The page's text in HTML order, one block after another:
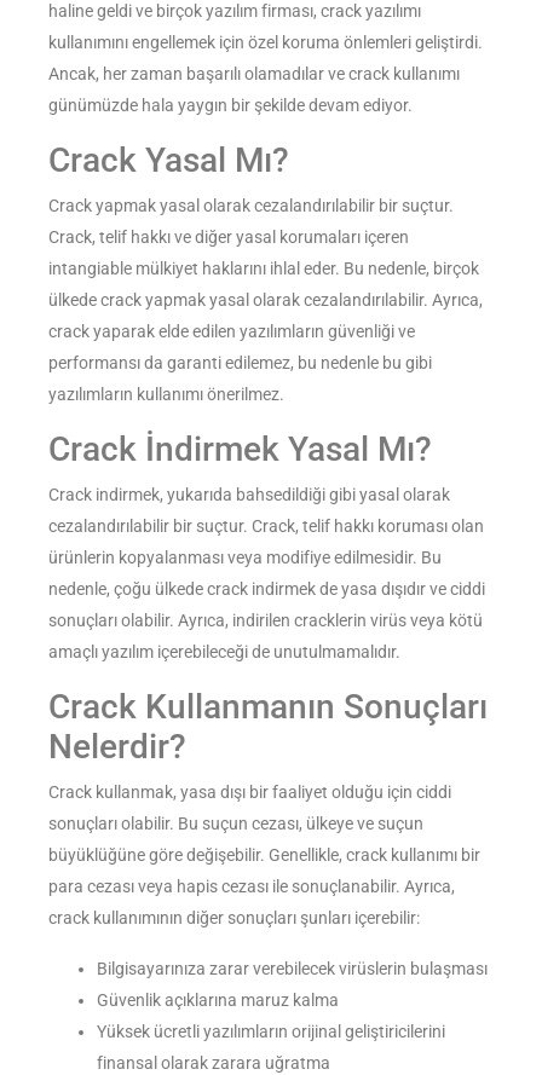
haline geldi ve birçok yazılım firması, crack yazılımı
kullanımını engellemek için özel koruma önlemleri geliştirdi.
Ancak, her zaman başarılı olamadılar ve crack kullanımı
günümüzde hala yaygın bir şekilde devam ediyor.
Crack Yasal Mı?
Crack yapmak yasal olarak cezalandırılabilir bir suçtur.
Crack, telif hakkı ve diğer yasal korumaları içeren
intangiable mülkiyet haklarını ihlal eder. Bu nedenle, birçok
ülkede crack yapmak yasal olarak cezalandırılabilir. Ayrıca,
crack yaparak elde edilen yazılımların güvenliği ve
performansı da garanti edilemez, bu nedenle bu gibi
yazılımların kullanımı önerilmez.
Crack İndirmek Yasal Mı?
Crack indirmek, yukarıda bahsedildiği gibi yasal olarak
cezalandırılabilir bir suçtur. Crack, telif hakkı koruması olan
ürünlerin kopyalanması veya modifiye edilmesidir. Bu
nedenle, çoğu ülkede crack indirmek de yasa dışıdır ve ciddi
sonuçları olabilir. Ayrıca, indirilen cracklerin virüs veya kötü
amaçlı yazılım içerebileceği de unutulmamalıdır.
Crack Kullanmanın Sonuçları
Nelerdir?
Crack kullanmak, yasa dışı bir faaliyet olduğu için ciddi
sonuçları olabilir. Bu suçun cezası, ülkeye ve suçun
büyüklüğüne göre değişebilir. Genellikle, crack kullanımı bir
para cezası veya hapis cezası ile sonuçlanabilir. Ayrıca,
crack kullanımının diğer sonuçları şunları içerebilir:
Bilgisayarınıza zarar verebilecek virüslerin bulaşması
Güvenlik açıklarına maruz kalma
Yüksek ücretli yazılımların orijinal geliştiricilerini
finansal olarak zarara uğratma